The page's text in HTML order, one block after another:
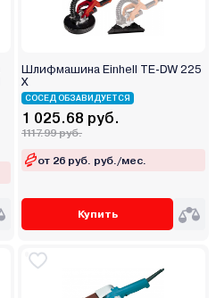
Шлифмашина Einhell TE-DW 225
X
СОСЕД ОБЗАВИДУЕТСЯ
1 025.68 руб.
1117.99 руб.
от 26 руб. руб./мес.
Купить